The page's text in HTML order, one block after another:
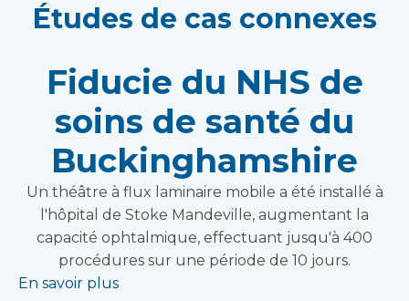
Études de cas connexes
Fiducie du NHS de
soins de santé du
Buckinghamshire
Un théâtre à flux laminaire mobile a été installé à
l'hôpital de Stoke Mandeville, augmentant la
capacité ophtalmique, effectuant jusqu'à 400
procédures sur une période de 10 jours.
En savoir plus